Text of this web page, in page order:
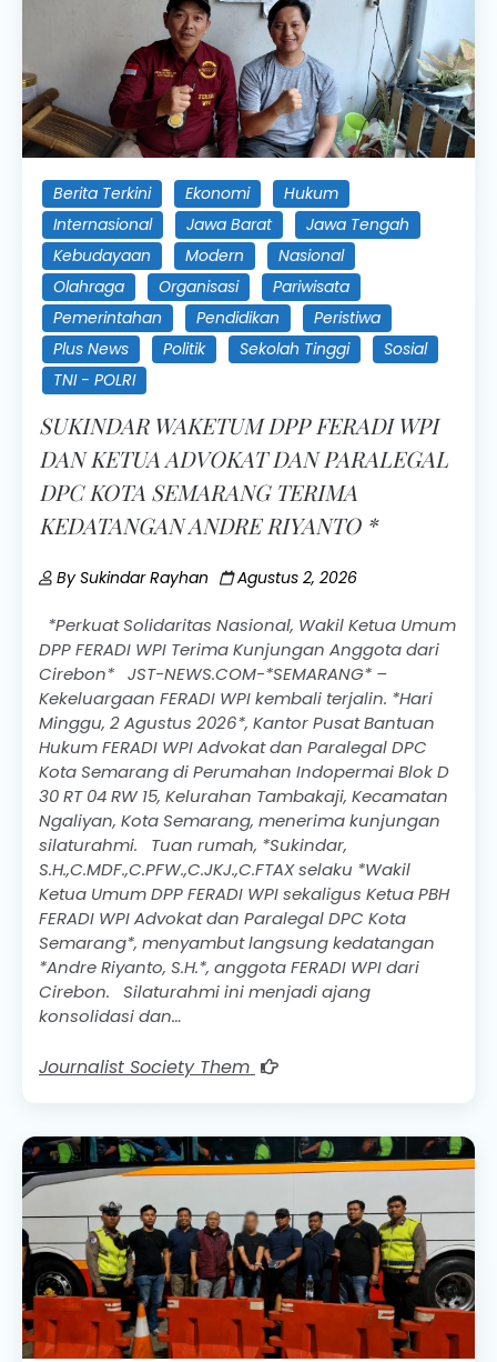
Berita Terkini Ekonomi
Hukum
Internasional
Jawa Barat
Jawa Tengah
Kebudayaan
Modern
Nasional
Olahraga
Organisasi
Pariwisata
Pemerintahan
Pendidikan
Peristiwa
Plus News
Politik Sekolah Tinggi
Sosial
TNI - POLRI
SUKINDAR WAKETUM DPP FERADI WPI
DAN KETUA ADVOKAT DAN PARALEGAL
DPC KOTA SEMARANG TERIMA
KEDATANGAN ANDRE RIYANTO *
BySukindar Rayhan Agustus 2, 2026
*Perkuat Solidaritas Nasional, Wakil Ketua Umum
DPP FERADI WPI Terima Kunjungan Anggota dari
Cirebon* JST-NEWS.COM-*SEMARANG* –
Kekeluargaan FERADI WPI kembali terjalin. *Hari
Minggu, 2 Agustus 2026*, Kantor Pusat Bantuan
Hukum FERADI WPI Advokat dan Paralegal DPC
Kota Semarang di Perumahan Indopermai Blok D
30 RT 04 RW 15, Kelurahan Tambakaji, Kecamatan
Ngaliyan, Kota Semarang, menerima kunjungan
silaturahmi. Tuan rumah, *Sukindar,
S.H.,C.MDF.,C.PFW.,C.JKJ.,C.FTAX selaku *Wakil
Ketua Umum DPP FERADI WPI sekaligus Ketua PBH
FERADI WPI Advokat dan Paralegal DPC Kota
Semarang*, menyambut langsung kedatangan
*Andre Riyanto, S.H.*, anggota FERADI WPI dari
Cirebon. Silaturahmi ini menjadi ajang
konsolidasi dan…
Journalist Society Them